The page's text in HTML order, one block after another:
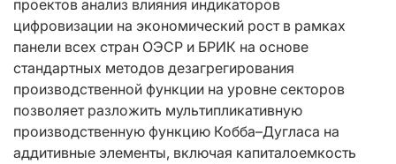
проектов анализ влияния индикаторов
цифровизации на экономический рост в рамках
панели всех стран ОЭСР и БРИК на основе
стандартных методов дезагрегирования
производственной функции на уровне секторов
позволяет разложить мультипликативную
производственную функцию Кобба–Дугласа на
аддитивные элементы, включая капиталоемкость